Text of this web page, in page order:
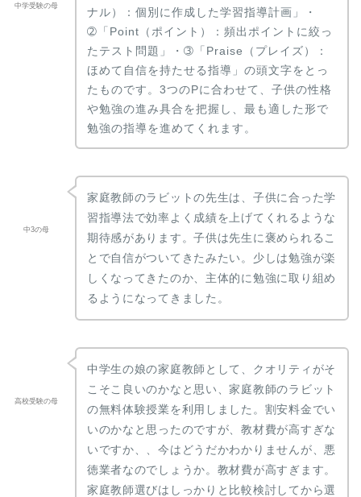
中学受験の母
ナル）：個別に作成した学習指導計画」・
➁「Point（ポイント）：頻出ポイントに絞っ
たテスト問題」・➂「Praise（プレイズ）：
ほめて自信を持たせる指導」の頭文字をとっ
たものです。3つのPに合わせて、子供の性格
や勉強の進み具合を把握し、最も適した形で
勉強の指導を進めてくれます。
中3の母
家庭教師のラビットの先生は、子供に合った学
習指導法で効率よく成績を上げてくれるような
期待感があります。子供は先生に褒められるこ
とで自信がついてきたみたい。少しは勉強が楽
しくなってきたのか、主体的に勉強に取り組め
るようになってきました。
高校受験の母
中学生の娘の家庭教師として、クオリティがそ
こそこ良いのかなと思い、家庭教師のラビット
の無料体験授業を利用しました。割安料金でい
いのかなと思ったのですが、教材費が高すぎな
いですか、、今はどうだかわかりませんが、悪
徳業者なのでしょうか。教材費が高すぎます。
家庭教師選びはしっかりと比較検討してから選